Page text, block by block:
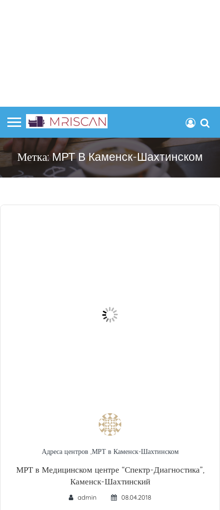
Метка:МРТ В Каменск-Шахтинском
Адреса центров ,МРТ в Каменск-Шахтинском
МРТ в Медицинском центре “Спектр-Диагностика”,
Каменск-Шахтинский
admin 08.04.2018